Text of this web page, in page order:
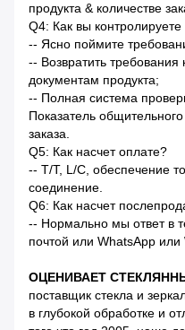
продукта & количестве
Q4: Как вы
-- Ясно поймите
-- Возвратить требования
документам продукта;
-- Полная система
Показатель
заказа.
Q5: Как насчет оплате?
-- T/T, L/C, обеспечение
соединение.
Q6: Как насчет
-- Нормально мы ответ в
почтой или WhatsApp или
ОЦЕНИВАЕТ
поставщик стекла и
в глубокой обработке и